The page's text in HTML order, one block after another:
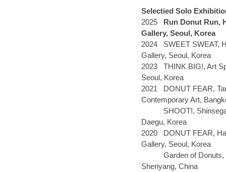
Selectied Solo E
2025 Run Donut Run,
Gallery, Seoul, Korea
2024 SWEET SWEAT,
Gallery, Seoul, Korea
2023 THINK BIG!, Art
Seoul, Korea
2021 DONUT FEAR,
Contemporary Art,
SHOOT!,
Daegu, Korea
2020 DONUT FEAR,
Gallery, Seoul, Korea
Garden of Donuts,
Shenyang, China